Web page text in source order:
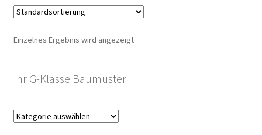
Einzelnes Ergebnis wird angezeigt
Ihr G-Klasse Baumuster